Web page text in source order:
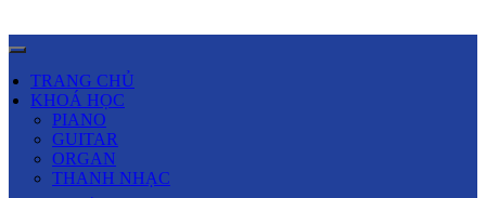
TRANG CHỦ
KHOÁ HỌC
PIANO
GUITAR
ORGAN
THANH NHẠC